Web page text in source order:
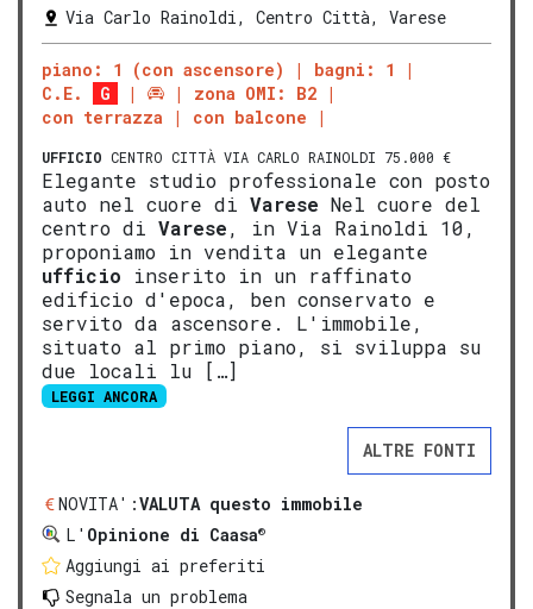
Via Carlo Rainoldi, Centro Città, Varese
piano: 1 (con ascensore)
bagni: 1
C.E.
G
zona OMI: B2
con terrazza
con balcone
UFFICIO CENTRO CITTÀ VIA CARLO RAINOLDI 75.000 €
Elegante studio professionale con posto
auto nel cuore di Varese Nel cuore del
centro di Varese, in Via Rainoldi 10,
proponiamo in vendita un elegante
ufficio inserito in un raffinato
edificio d'epoca, ben conservato e
servito da ascensore. L'immobile,
situato al primo piano, si sviluppa su
due locali lu […]
LEGGI ANCORA
ALTRE FONTI
NOVITA':VALUTA questo immobile
L' Opinione di Caasa®
Aggiungi ai preferiti
Segnala un problema